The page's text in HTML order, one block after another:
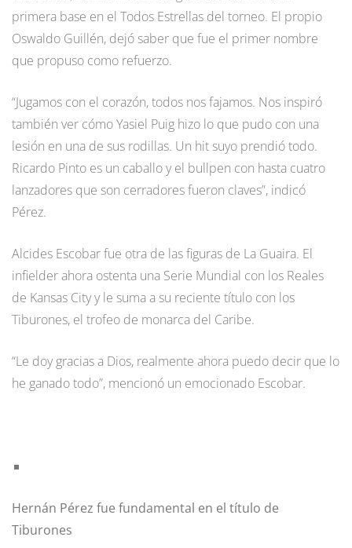
primera base en el Todos Estrellas del torneo. El propio
Oswaldo Guillén, dejó saber que fue el primer nombre
que propuso como refuerzo.
“Jugamos con el corazón, todos nos fajamos. Nos inspiró
también ver cómo Yasiel Puig hizo lo que pudo con una
lesión en una de sus rodillas. Un hit suyo prendió todo.
Ricardo Pinto es un caballo y el bullpen con hasta cuatro
lanzadores que son cerradores fueron claves”, indicó
Pérez.
Alcides Escobar fue otra de las figuras de La Guaira. El
infielder ahora ostenta una Serie Mundial con los Reales
de Kansas City y le suma a su reciente título con los
Tiburones, el trofeo de monarca del Caribe.
“Le doy gracias a Dios, realmente ahora puedo decir que lo
he ganado todo”, mencionó un emocionado Escobar.
Hernán Pérez fue fundamental en el título de
Tiburones